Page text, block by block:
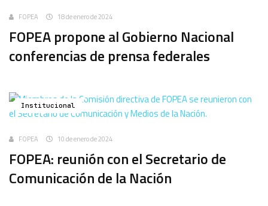
FOPEA 18 de enero de 2024
FOPEA propone al Gobierno Nacional
conferencias de prensa federales
Institucional
FOPEA 10 de enero de 2024
FOPEA: reunión con el Secretario de
Comunicación de la Nación